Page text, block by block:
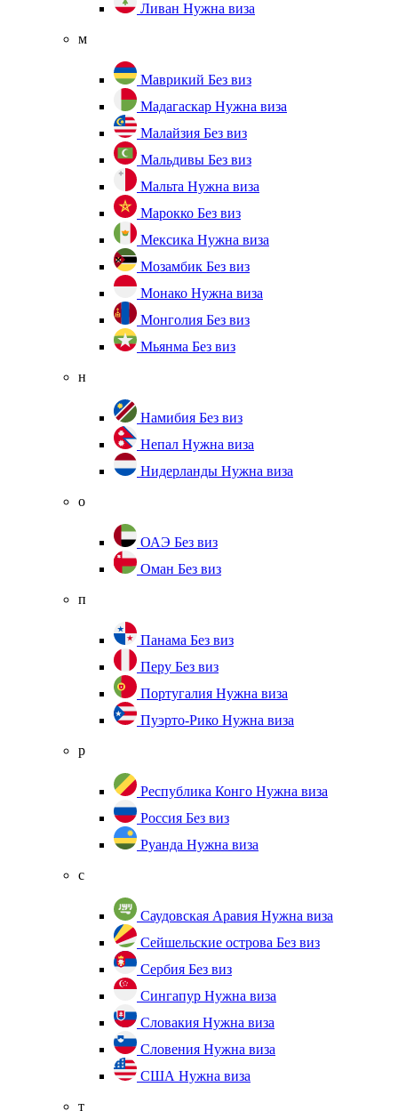
Ливан Нужна виза
м
Маврикий Без виз
Мадагаскар Нужна виза
Малайзия Без виз
Мальдивы Без виз
Мальта Нужна виза
Марокко Без виз
Мексика Нужна виза
Мозамбик Без виз
Монако Нужна виза
Монголия Без виз
Мьянма Без виз
н
Намибия Без виз
Непал Нужна виза
Нидерланды Нужна виза
о
ОАЭ Без виз
Оман Без виз
п
Панама Без виз
Перу Без виз
Португалия Нужна виза
Пуэрто-Рико Нужна виза
р
Республика Конго Нужна виза
Россия Без виз
Руанда Нужна виза
с
Саудовская Аравия Нужна виза
Сейшельские острова Без виз
Сербия Без виз
Сингапур Нужна виза
Словакия Нужна виза
Словения Нужна виза
США Нужна виза
т